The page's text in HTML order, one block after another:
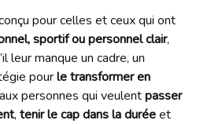
pour celles et ceux qui ont
sportif ou personnel clair,
leur manque un cadre, un
pourle transformer en
personnes qui veulentpasser
, tenir le cap dans la duréeet